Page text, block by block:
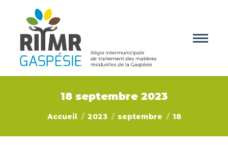
18 septembre 2023
Accueil 2023 septembre 18